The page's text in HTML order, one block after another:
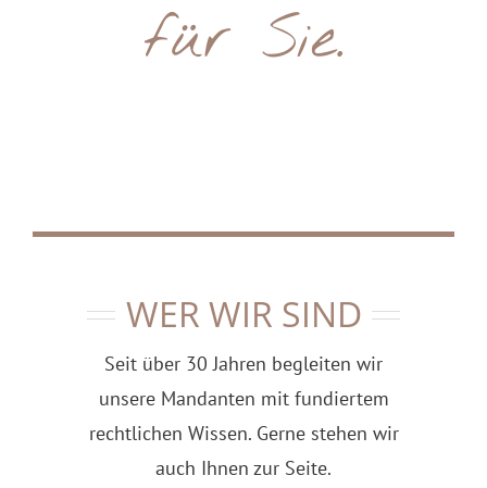
für Sie.
WER WIR SIND
Seit über 30 Jahren begleiten wir
unsere Mandanten mit fundiertem
rechtlichen Wissen. Gerne stehen wir
auch Ihnen zur Seite.